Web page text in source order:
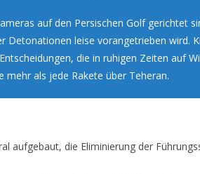
auf den Persischen Golf gerichtet
Detonationen leise vorangetrieben wird.
die in ruhigen Zeiten auf
mehr als jede Rakete über Teheran.
aufgebaut, die Eliminierung der